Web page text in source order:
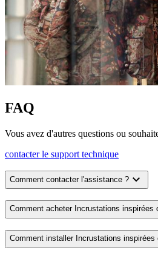
FAQ
Vous avez d'autres questions ou
contacter le support technique
Comment contacter l'assistance ? expand_more
Comment acheter Incrustations inspirées
Comment installer Incrustations inspirées